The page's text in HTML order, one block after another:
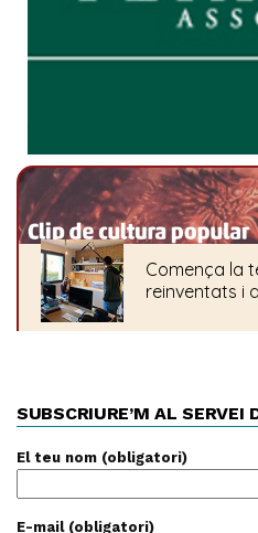
SUBSCRIURE’M AL SERVEI
El teu nom (obligatori)
E-mail (obligatori)